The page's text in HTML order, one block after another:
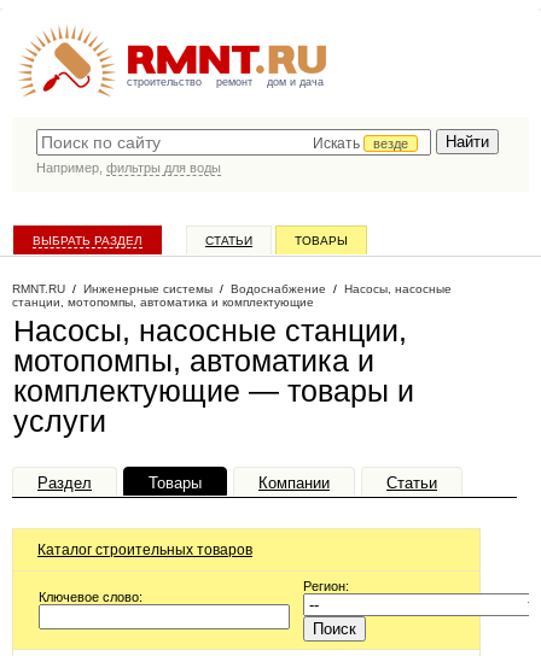
строительство ремонт дом и дача
Искать
везде
Например, фильтры для воды
ВЫБРАТЬ РАЗДЕЛ СТАТЬИ ТОВАРЫ
RMNT.RU / Инженерные системы / Водоснабжение / Насосы, насосные
станции, мотопомпы, автоматика и комплектующие
Насосы, насосные станции,
мотопомпы, автоматика и
комплектующие — товары и
услуги
Раздел Товары Компании Статьи
Каталог строительных товаров
Ключевое слово:
Регион: